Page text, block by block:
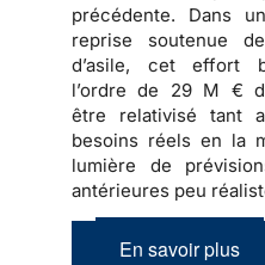
précédente. Dans
reprise soutenue
d’asile, cet effort
l’ordre de 29 M €
être relativisé tant
besoins réels en la
lumière de
antérieures peu
En savoir plus